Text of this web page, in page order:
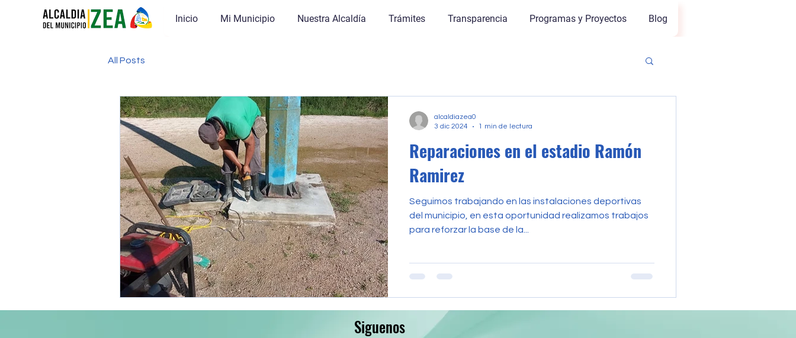
Inicio Mi Municipio Nuestra Alcaldía Trámites Transparencia Programas y Proyectos Blog
All Posts
Reparaciones en el estadio Ramón
Ramirez
Seguimos trabajando en las instalaciones deportivas
del municipio, en esta oportunidad realizamos trabajos
para reforzar la base de la...
alcaldiazea0
3 dic 2024
1 min de lectura
Siguenos